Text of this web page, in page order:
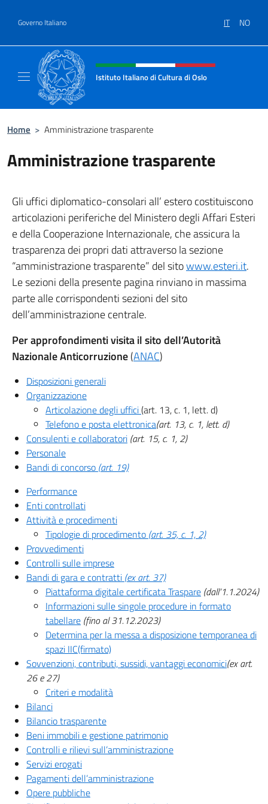
Governo Italiano IT NO
Intestazione sito, social e menù
Istituto Italiano di Cultura di Oslo
Home > Amministrazione trasparente
Amministrazione trasparente
Gli uffici diplomatico-consolari all’ estero costituiscono
articolazioni periferiche del Ministero degli Affari Esteri
e della Cooperazione Internazionale, che assicura la
trasparenza dei propri dati attraverso la sezione
“amministrazione trasparente” del sitowww.esteri.it.
Le sezioni della presente pagina rinviano in massima
parte alle corrispondenti sezioni del sito
dell’amministrazione centrale.
Per approfondimenti visita il sito dell’Autorità
Nazionale Anticorruzione(ANAC)
Disposizioni generali
Organizzazione
Articolazione degli uffici(art. 13, c. 1, lett. d)
Telefono e posta elettronica(art. 13, c. 1, lett. d)
Consulenti e collaboratori (art. 15, c. 1, 2)
Personale
Bandi di concorso (art. 19)
Performance
Enti controllati
Attività e procedimenti
Tipologie di procedimento (art. 35, c. 1, 2)
Provvedimenti
Controlli sulle imprese
Bandi di gara e contratti (ex art. 37)
Piattaforma digitale certificata Traspare (dall’1.1.2024)
Informazioni sulle singole procedure in formato
tabellare (fino al 31.12.2023)
Determina per la messa a disposizione temporanea di
spazi IIC(firmato)
Sovvenzioni, contributi, sussidi, vantaggi economici(ex art.
26 e 27)
Criteri e modalità
Bilanci
Bilancio trasparente
Beni immobili e gestione patrimonio
Controlli e rilievi sull’amministrazione
Servizi erogati
Pagamenti dell’amministrazione
Opere pubbliche